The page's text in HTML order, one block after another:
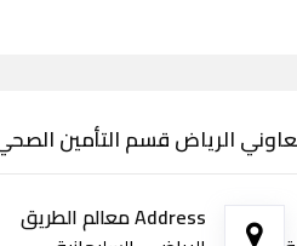
الرياض قسم التأمين
Address معالم الطريق